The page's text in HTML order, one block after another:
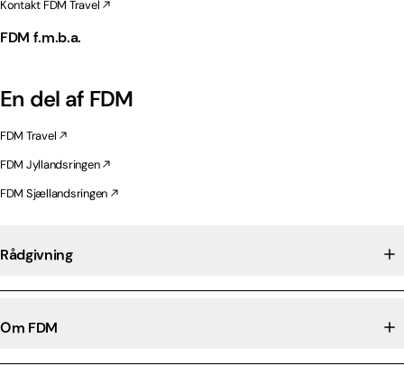
Kontakt FDM Travel
FDM f.m.b.a.
En del af FDM
FDM Travel
FDM Jyllandsringen
FDM Sjællandsringen
Rådgivning
Om FDM